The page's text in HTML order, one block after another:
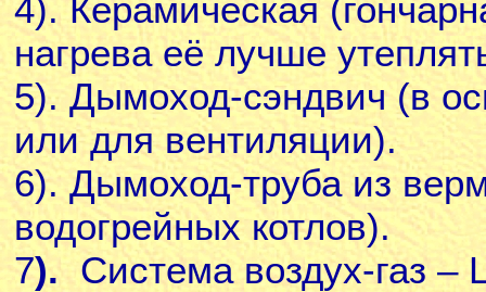
4). Керамическая
нагрева её лучше
5). Дымоход-сэндвич (в
или для вентиляции).
6). Дымоход-труба из
водогрейных котлов).
7). Система воздух-газ –